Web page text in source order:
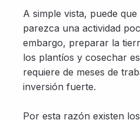
A simple vista, puede
parezca una actividad
embargo, preparar la
los plantíos y cosechar
requiere de meses de
inversión fuerte.
Por esta razón existen